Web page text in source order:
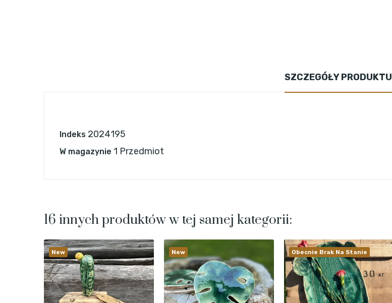
SZCZEGÓŁY PRODUKTU
Indeks 2024195
W magazynie 1 Przedmiot
16 innych produktów w tej samej kategorii:
New New Obecnie Brak Na Stanie